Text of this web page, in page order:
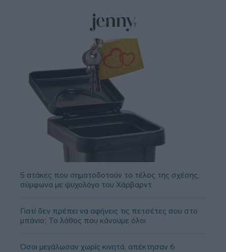
5 ατάκες που σηματοδοτούν το τέλος της σχέσης,
σύμφωνα με ψυχολόγο του Χάρβαρντ
Γιατί δεν πρέπει να αφήνεις τις πετσέτες σου στο
μπάνιο; Το λάθος που κάνουμε όλοι
Όσοι μεγάλωσαν χωρίς κινητά, απέκτησαν 6